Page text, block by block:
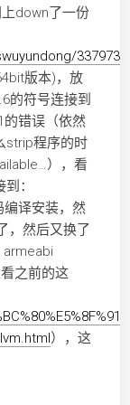
down了一份
3379734
版本)，放
的符号连接到
错误（依然
strip程序的时
），看
：
编译安装，然
，然后又换了
armeabi
之前的这
），这